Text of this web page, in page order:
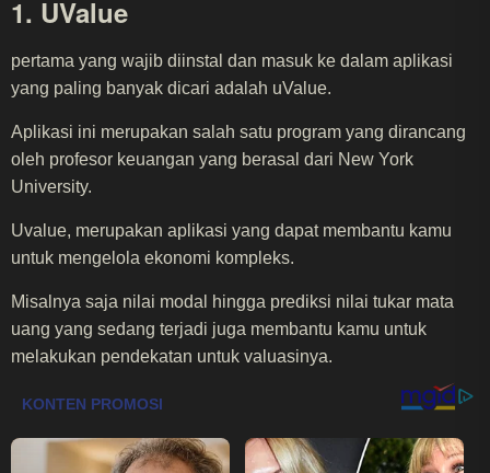
1. UValue
pertama yang wajib diinstal dan masuk ke dalam aplikasi
yang paling banyak dicari adalah uValue.
Aplikasi ini merupakan salah satu program yang dirancang
oleh profesor keuangan yang berasal dari New York
University.
Uvalue, merupakan aplikasi yang dapat membantu kamu
untuk mengelola ekonomi kompleks.
Misalnya saja nilai modal hingga prediksi nilai tukar mata
uang yang sedang terjadi juga membantu kamu untuk
melakukan pendekatan untuk valuasinya.